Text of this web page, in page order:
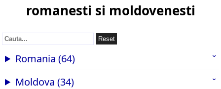
romanesti si moldovenesti
Reset
Romania (64)
Moldova (34)